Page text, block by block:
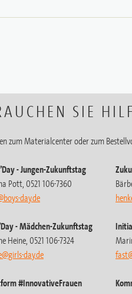
SIE
zum Materialcenter oder zum
- Jungen-Zukunftstag
Pott, 0521 106-7360
day.de
- Mädchen-Zukunftstag
Heine, 0521 106-7324
day.de
#InnovativeFrauen